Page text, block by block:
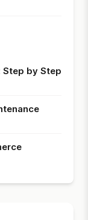
Step by Step